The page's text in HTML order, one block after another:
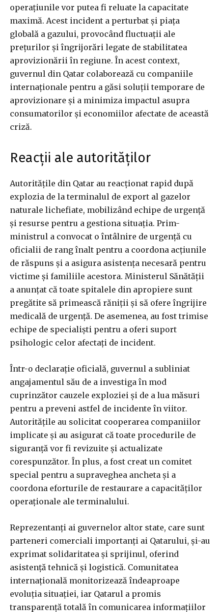
operațiunile vor putea fi reluate la capacitate
maximă. Acest incident a perturbat și piața
globală a gazului, provocând fluctuații ale
prețurilor și îngrijorări legate de stabilitatea
aprovizionării în regiune. În acest context,
guvernul din Qatar colaborează cu companiile
internaționale pentru a găsi soluții temporare de
aprovizionare și a minimiza impactul asupra
consumatorilor și economiilor afectate de această
criză.
Reacții ale autorităților
Autoritățile din Qatar au reacționat rapid după
explozia de la terminalul de export al gazelor
naturale lichefiate, mobilizând echipe de urgență
și resurse pentru a gestiona situația. Prim-
ministrul a convocat o întâlnire de urgență cu
oficialii de rang înalt pentru a coordona acțiunile
de răspuns și a asigura asistența necesară pentru
victime și familiile acestora. Ministerul Sănătății
a anunțat că toate spitalele din apropiere sunt
pregătite să primească răniții și să ofere îngrijire
medicală de urgență. De asemenea, au fost trimise
echipe de specialiști pentru a oferi suport
psihologic celor afectați de incident.
Într-o declarație oficială, guvernul a subliniat
angajamentul său de a investiga în mod
cuprinzător cauzele exploziei și de a lua măsuri
pentru a preveni astfel de incidente în viitor.
Autoritățile au solicitat cooperarea companiilor
implicate și au asigurat că toate procedurile de
siguranță vor fi revizuite și actualizate
corespunzător. În plus, a fost creat un comitet
special pentru a supraveghea ancheta și a
coordona eforturile de restaurare a capacităților
operaționale ale terminalului.
Reprezentanți ai guvernelor altor state, care sunt
parteneri comerciali importanți ai Qatarului, și-au
exprimat solidaritatea și sprijinul, oferind
asistență tehnică și logistică. Comunitatea
internațională monitorizează îndeaproape
evoluția situației, iar Qatarul a promis
transparență totală în comunicarea informațiilor